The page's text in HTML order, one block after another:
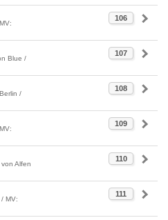
106
107
Blue /
108
/
109
110
Alfen
111
MV: